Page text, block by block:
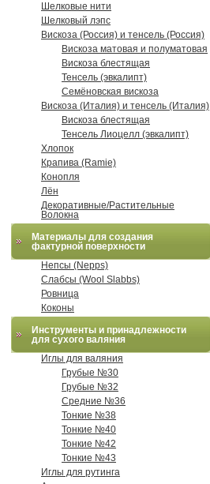
Шелковые нити
Шелковый лэпс
Вискоза (Россия) и тенсель (Россия)
Вискоза матовая и полуматовая
Вискоза блестящая
Тенсель (эвкалипт)
Семёновская вискоза
Вискоза (Италия) и тенсель (Италия)
Вискоза блестящая
Тенсель Лиоцелл (эвкалипт)
Хлопок
Крапива (Ramie)
Конопля
Лён
Декоративные/Растительные
Волокна
Материалы для создания
фактурной поверхности
Непсы (Nepps)
Слабсы (Wool Slabbs)
Ровница
Коконы
Инструменты и принадлежности
для сухого валяния
Иглы для валяния
Грубые №30
Грубые №32
Средние №36
Тонкие №38
Тонкие №40
Тонкие №42
Тонкие №43
Иглы для рутинга